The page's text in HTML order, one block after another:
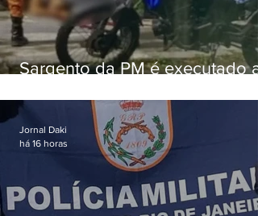
Sargento da PM é executado a
em Vaz Lobo
Jornal Daki
há 16 horas